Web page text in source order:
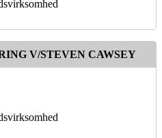
V/STEVEN CAWSEY